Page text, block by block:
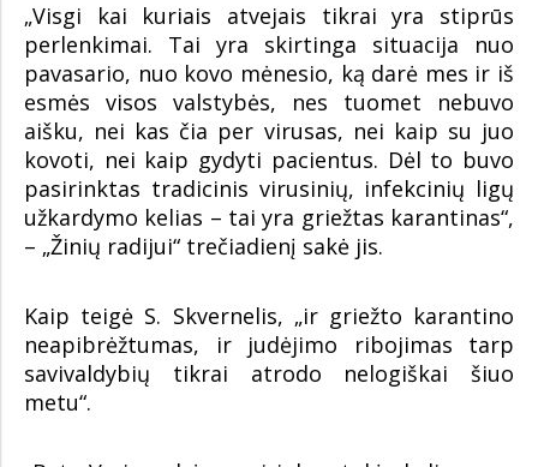
„Visgi kai kuriais atvejais tikrai yra stiprūs
perlenkimai. Tai yra skirtinga situacija nuo
pavasario, nuo kovo mėnesio, ką darė mes ir iš
esmės visos valstybės, nes tuomet nebuvo
aišku, nei kas čia per virusas, nei kaip su juo
kovoti, nei kaip gydyti pacientus. Dėl to buvo
pasirinktas tradicinis virusinių, infekcinių ligų
užkardymo kelias – tai yra griežtas karantinas“,
– „Žinių radijui“ trečiadienį sakė jis.
Kaip teigė S. Skvernelis, „ir griežto karantino
neapibrėžtumas, ir judėjimo ribojimas tarp
savivaldybių tikrai atrodo nelogiškai šiuo
metu“.